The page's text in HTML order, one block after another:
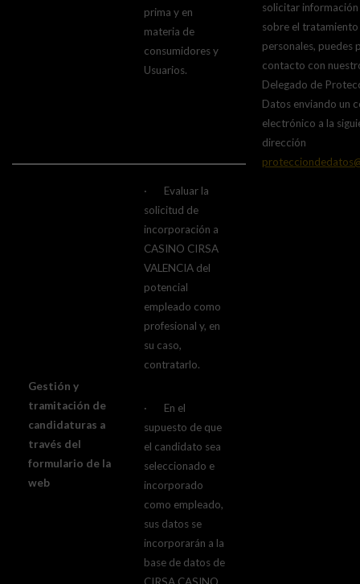
solicitar
sobre el
personales, puedes
contacto con
Delegado de
Datos enviando un
electrónico a la
dirección
prima y en
materia de
consumidores y
Usuarios.
Gestión y
tramitación de
candidaturas a
través del
formulario de la
web
· Evaluar la
solicitud de
incorporación a
CASINO CIRSA
VALENCIA del
potencial
empleado como
profesional y, en
su caso,
contratarlo.
· En el
supuesto de que
el candidato sea
seleccionado e
incorporado
como empleado,
sus datos se
incorporarán a la
base de datos de